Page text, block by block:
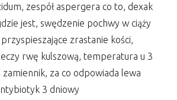
zespół aspergera co to, dexak
jest, swędzenie pochwy w ciąży
zrastanie kości,
rwę kulszową, temperatura u 3
zamiennik, za co odpowiada lewa
3 dniowy